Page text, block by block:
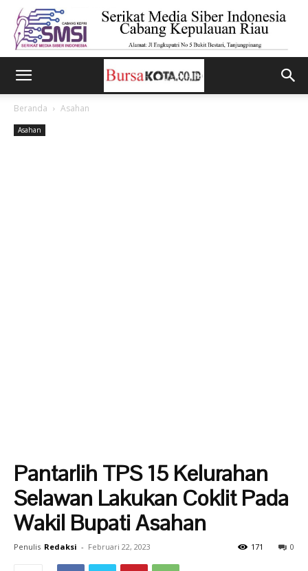
Beranda Asahan
Asahan
Pantarlih TPS 15 Kelurahan
Selawan Lakukan Coklit Pada
Wakil Bupati Asahan
Penulis Redaksi - Februari 22, 2023 0
171